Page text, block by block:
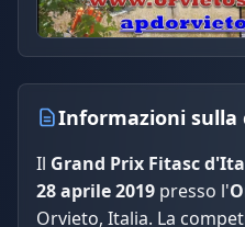
Informazioni sulla
Il Grand Prix Fitasc
28 aprile 2019 presso l'
Orvieto, Italia. La